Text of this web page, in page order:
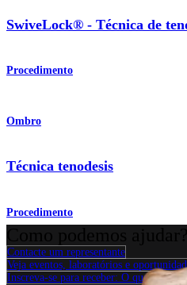
SwiveLock® - Técnica de
Procedimento
Ombro
Técnica tenodesis
Procedimento
Contacte um representante
Veja eventos, laboratórios e
Inscreva-se para receber: O que há de